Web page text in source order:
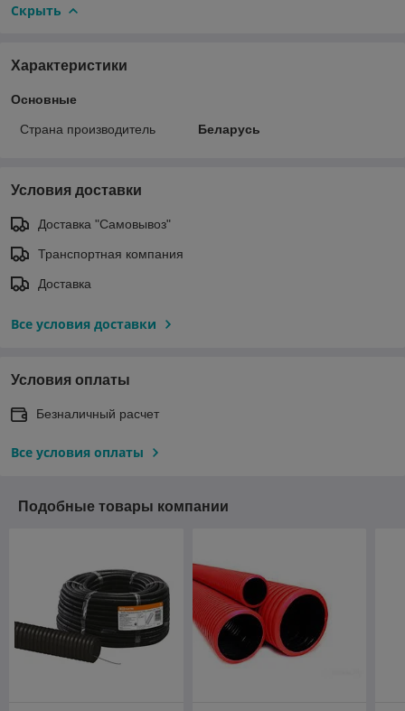
Скрыть
Характеристики
Основные
Страна производитель Беларусь
Условия доставки
Доставка "Самовывоз"
Транспортная компания
Доставка
Все условия доставки
Условия оплаты
Безналичный расчет
Все условия оплаты
Подобные товары компании